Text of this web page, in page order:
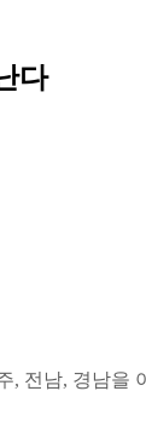
다
남, 경남을